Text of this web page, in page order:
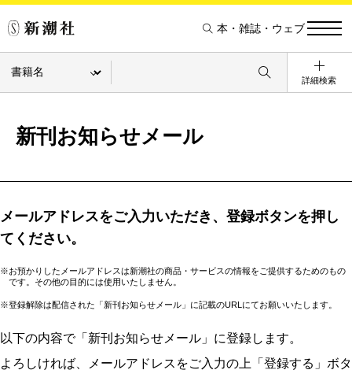
本・雑誌・ウェブ
詳細検索
新刊お知らせメール
メールアドレスをご入力いただき、登録ボタンを押し
てください。
※お預かりしたメールアドレスは新潮社の商品・サービスの情報をご提供するためのもの
です。その他の目的には使用いたしません。
※登録解除は配信された「新刊お知らせメール」に記載のURLにてお願いいたします。
以下の内容で「新刊お知らせメール」に登録します。
よろしければ、メールアドレスをご入力の上「登録する」ボタ